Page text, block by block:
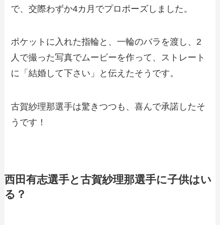
で、交際わずか4カ月でプロポーズしました。
ポケットに入れた指輪と、一輪のバラを渡し、2
人で撮った写真でムービーを作って、ストレート
に「結婚して下さい」と伝えたそうです。
古賀紗理那選手は驚きつつも、喜んで承諾したそ
うです！
西田有志選手と古賀紗理那選手に子供はい
る？